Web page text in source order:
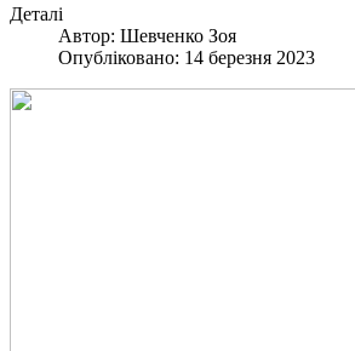
Деталі
Автор: Шевченко Зоя
Опубліковано: 14 березня 2023